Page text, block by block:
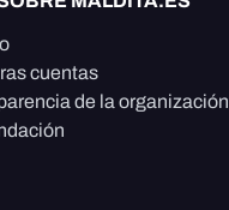
cuentas
de la organización